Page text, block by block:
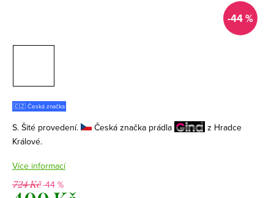
-44 %
🇨🇿 Česká značka
S. Šité provedení. Česká značka prádla
z Hradce
Králové.
Více informací
724 Kč-44 %